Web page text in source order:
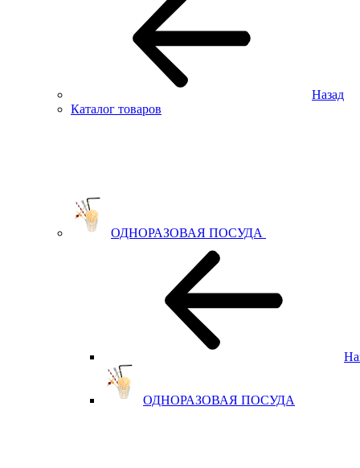
Назад
Каталог товаров
ОДНОРАЗОВАЯ ПОСУДА
ОДНОРАЗОВАЯ ПОСУДА